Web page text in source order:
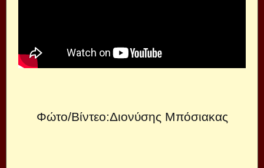
Φώτο/Βίντεο:Διονύσης Μπόσιακας